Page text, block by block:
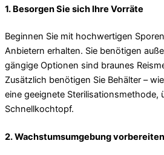
1. Besorgen Sie sich Ihre Vorräte
Beginnen Sie mit hochwertigen
Anbietern erhalten. Sie benötigen
gängige Optionen sind braunes
Zusätzlich benötigen Sie Behälter –
eine geeignete Sterilisationsmethode,
Schnellkochtopf.
2.Wachstumsumgebung vorbereiten